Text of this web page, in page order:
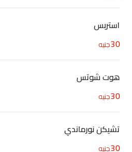
استربس
30جنيه
هوت شوتس
30جنيه
تشيكن نورماندي
30جنيه